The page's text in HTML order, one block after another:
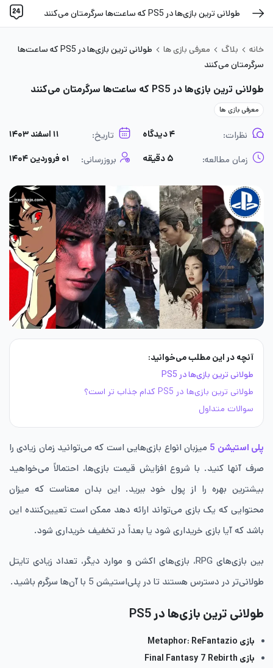
طولانی ترین بازی‌ها در PS5 که ساعت‌ها سرگرمتان می‌کنند
خانه بلاگ معرفی بازی ها
طولانی ترین بازی‌ها در PS5 که ساعت‌ها
سرگرمتان می‌کنند
طولانی ترین بازی‌ها در PS5 که ساعت‌ها سرگرمتان می‌کنند
معرفی بازی ها
نظرات: ۴ دیدگاه تاریخ: ۱۱ اسفند ۱۴۰۳
زمان مطالعه: ۵ دقیقه بروزرسانی: ۰۱ فروردین ۱۴۰۴
آنچه در این مطلب می‌خوانید:
طولانی ترین بازی‌ها در PS5
طولانی ترین بازی‌ها در PS5 کدام جذاب تر است؟
سوالات متداول
پلی استیشن 5
میزبان انواع بازی‌هایی است که می‌توانید زمان زیادی را
صرف آنها کنید. با شروع افزایش قیمت بازی‌ها، احتمالاً می‌خواهید
بیشترین بهره را از پول خود ببرید. این بدان معناست که میزان
محتوایی که یک بازی می‌تواند ارائه دهد ممکن است تعیین‌کننده این
باشد که آیا بازی خریداری ‌شود یا بعداً در تخفیف خریداری شود.
بین بازی‌های RPG، بازی‌های اکشن و موارد دیگر، تعداد زیادی تایتل
طولانی‌تر در دسترس هستند تا در پلی‌استیشن 5 با آن‌ها سرگرم باشید.
طولانی ترین بازی‌ها در PS5
بازی Metaphor: ReFantazio
بازی Final Fantasy 7 Rebirth